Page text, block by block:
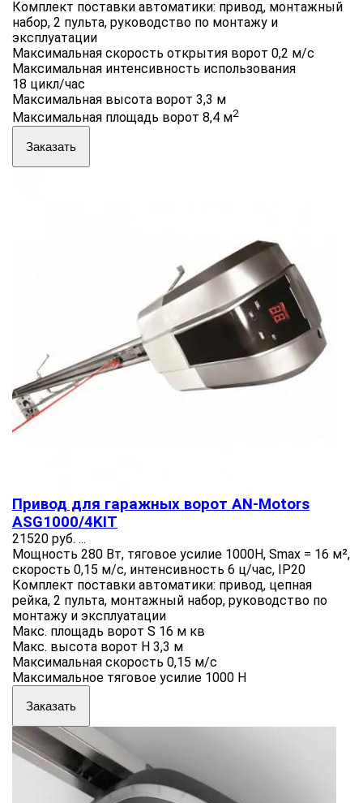
Комплект поставки автоматики: привод, монтажный
набор, 2 пульта, руководство по монтажу и
эксплуатации
Максимальная скорость открытия ворот 0,2 м/с
Максимальная интенсивность использования
18 цикл/час
Максимальная высота ворот 3,3 м
Максимальная площадь ворот 8,4 м2
Заказать
Привод для гаражных ворот AN-Motors
ASG1000/4KIT
21520 руб. ...
Мощность 280 Вт, тяговое усилие 1000Н, Smax = 16 м²,
скорость 0,15 м/с, интенсивность 6 ц/час, IP20
Комплект поставки автоматики: привод, цепная
рейка, 2 пульта, монтажный набор, руководство по
монтажу и эксплуатации
Макс. площадь ворот S 16 м кв
Макс. высота ворот H 3,3 м
Максимальная скорость 0,15 м/с
Максимальное тяговое усилие 1000 Н
Заказать